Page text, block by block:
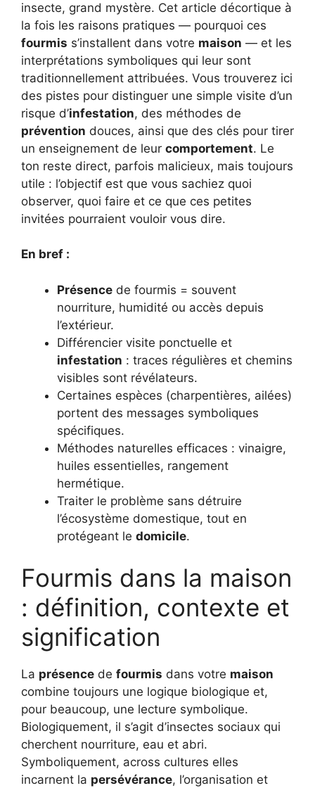
insecte, grand mystère. Cet article décortique à
la fois les raisons pratiques — pourquoi ces
fourmis s’installent dans votre maison — et les
interprétations symboliques qui leur sont
traditionnellement attribuées. Vous trouverez ici
des pistes pour distinguer une simple visite d’un
risque d’infestation, des méthodes de
prévention douces, ainsi que des clés pour tirer
un enseignement de leur comportement. Le
ton reste direct, parfois malicieux, mais toujours
utile : l’objectif est que vous sachiez quoi
observer, quoi faire et ce que ces petites
invitées pourraient vouloir vous dire.
En bref :
Présence de fourmis = souvent
nourriture, humidité ou accès depuis
l’extérieur.
Différencier visite ponctuelle et
infestation : traces régulières et chemins
visibles sont révélateurs.
Certaines espèces (charpentières, ailées)
portent des messages symboliques
spécifiques.
Méthodes naturelles efficaces : vinaigre,
huiles essentielles, rangement
hermétique.
Traiter le problème sans détruire
l’écosystème domestique, tout en
protégeant le domicile.
Fourmis dans la maison
: définition, contexte et
signification
La présence de fourmis dans votre maison
combine toujours une logique biologique et,
pour beaucoup, une lecture symbolique.
Biologiquement, il s’agit d’insectes sociaux qui
cherchent nourriture, eau et abri.
Symboliquement, across cultures elles
incarnent la persévérance, l’organisation et